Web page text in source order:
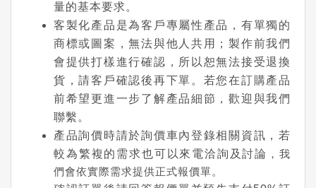
量的基本要求。
客製化產品是為客戶專屬性產品，有單獨的
商標或圖案，無法與他人共用；製作前我們
會提供打樣進行確認，所以恕無法接受退換
貨，請客戶確認後再下單。若您在訂購產品
前希望更進一步了解產品細節，歡迎與我們
聯繫。
產品詢價時請於詢價車內登錄相關資訊，若
較為繁複的需求也可以來電洽詢及討論 ，我
們會依實際需求提供正式報價單。